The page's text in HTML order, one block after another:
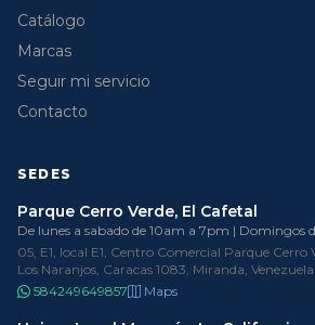
Catálogo
Marcas
Seguir mi servicio
Contacto
SEDES
Parque Cerro Verde, El Cafetal
De lunes a sabado de 10am a 7pm | Domingos
05, E1, local E1, Centro Comercial Parque Cerro
Los Naranjos, Caracas 1083, Miranda, Venezuela
584249649857
Maps